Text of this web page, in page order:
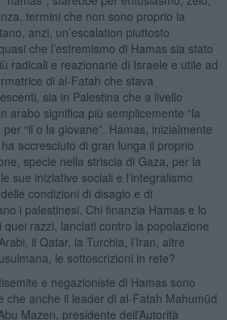
termini che non sono proprio la
anzi, un’escalation piuttosto
che l’estremismo di Hamas sia stato
radicali e reazionarie di Israele e utile ad
di al-Fatah che stava
sia in Palestina che a livello
arabo significa più semplicemente “la
per “il o la giovane”. Hamas, inizialmente
accresciuto di gran lunga il proprio
specie nella striscia di Gaza, per la
sue iniziative sociali e l’integralismo
condizioni di disagio e di
i palestinesi. Chi finanzia Hamas e lo
razzi, lanciati contro la popolazione
il Qatar, la Turchia, l’Iran, altre
le sottoscrizioni in rete?
e negazioniste di Hamas sono
che anche il leader di al-Fatah Mahumūd
Mazen, presidente dell’Autorità